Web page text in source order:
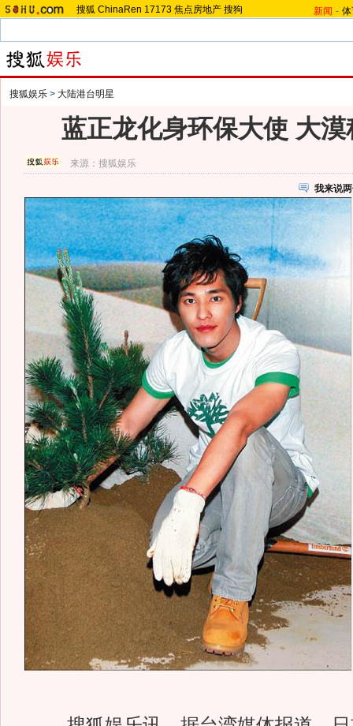
搜狐 ChinaRen 17173 焦点房地产 搜狗 新闻 -
搜狐娱乐 > 大陆港台明星
蓝正龙化身环保大使 大
来源：搜狐娱乐
我来说